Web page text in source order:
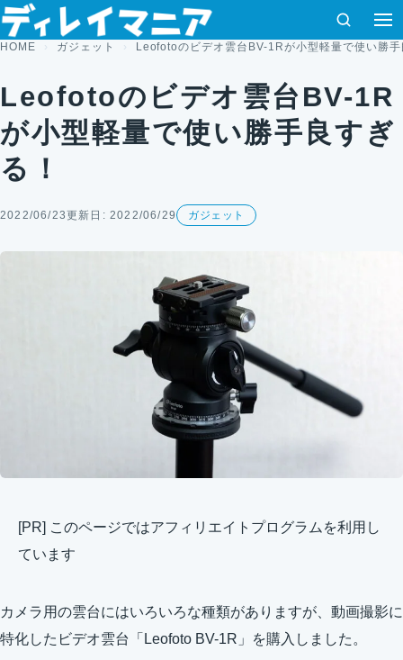
コンテンツへスキップ
検索
HOME ガジェット Leofotoのビデオ雲台BV-1Rが小型軽量で使い勝
Leofotoのビデオ雲台BV-1R
が小型軽量で使い勝手良すぎ
る！
2022/06/23更新日: 2022/06/29 ガジェット
[PR] このページではアフィリエイトプログラムを利用し
ています
カメラ用の雲台にはいろいろな種類がありますが、動画撮影に
特化したビデオ雲台「Leofoto BV-1R」を購入しました。